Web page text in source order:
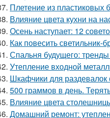
Плетение из пластиковых
Влияние цвета кухни на
Осень наступает: 12
Как повесить светильник-
Спальня будущего:
Утепление входной
Шкафчики для раздевалок
500 граммов в день.
Влияние цвета
Домашний ремонт: